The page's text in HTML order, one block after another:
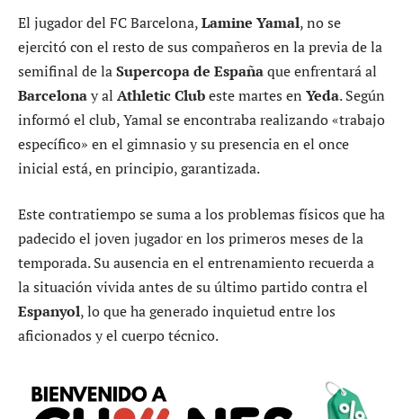
El jugador del FC Barcelona,Lamine Yamal, no se
ejercitó con el resto de sus compañeros en la previa de la
semifinal de laSupercopa de Españaque enfrentará al
Barcelonay al Athletic Clubeste martes en Yeda. Según
informó el club, Yamal se encontraba realizando «trabajo
específico» en el gimnasio y su presencia en el once
inicial está, en principio, garantizada.
Este contratiempo se suma a los problemas físicos que ha
padecido el joven jugador en los primeros meses de la
temporada. Su ausencia en el entrenamiento recuerda a
la situación vivida antes de su último partido contra el
Espanyol, lo que ha generado inquietud entre los
aficionados y el cuerpo técnico.